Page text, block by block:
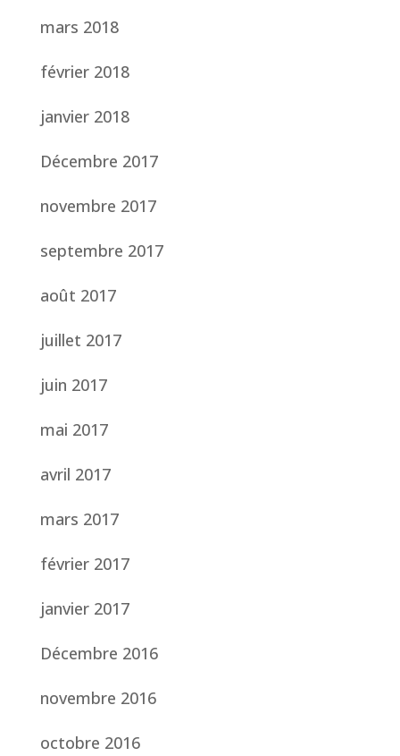
mars 2018
février 2018
janvier 2018
Décembre 2017
novembre 2017
septembre 2017
août 2017
juillet 2017
juin 2017
mai 2017
avril 2017
mars 2017
février 2017
janvier 2017
Décembre 2016
novembre 2016
octobre 2016